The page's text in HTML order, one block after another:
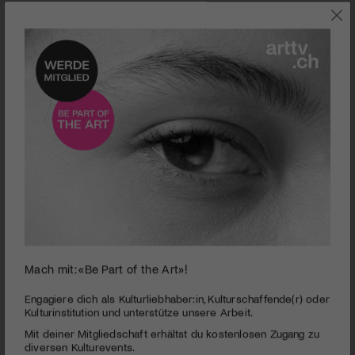
seconds
minute,
seconds
Eine Reise zu den eigenen Wurzeln...
PUBLIZIERT AM 28. JUNI 2019
Von der Notwendigkeit, sich manchmal zu verlieren, um sich
Mach mit: «Be Part of the Art»!
Engagiere dich als Kulturliebhaber:in, Kulturschaffende(r) oder
Kulturinstitution und unterstütze unsere Arbeit.
Mit deiner Mitgliedschaft erhältst du kostenlosen Zugang zu
diversen Kulturevents.